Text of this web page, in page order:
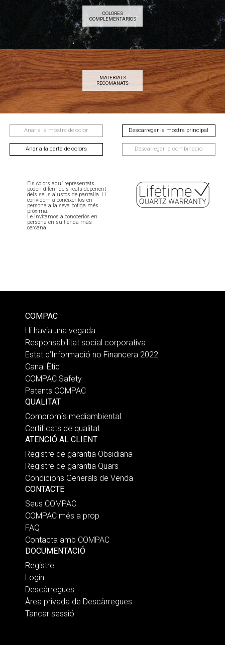
COLORES
COMPLEMENTARIOS
MATERIALS
RECOMANATS
Anar a la mostra de color
Anar a la carta de colors
Descarregar la mostra principal
Descarregar la combinació
Els colors aquí representats
poden diferir dels reals depenent
dels seus ajustos de pantalla. Li
convidem a conèixer-los en
persona a la seva botiga més
pròxima.
Le invitamos a conocerlos en
persona en su tienda más
cercana.
COMPAC
Hi havia una vegada…
Responsabilitat social corporativa
Estat d’Informació no Financera 2022
Canal Ètic
COMPAC Safety
Patents COMPAC
QUALITAT
Compromís mediambiental
Certificats de qualitat
ATENCIÓ AL CLIENT
Registre de garantia Obsidiana
Registre de garantia Quars
Condicions Generals de Venda
CONTACTE
Seus COMPAC
COMPAC més a prop
FAQ
Contacta amb COMPAC
DOCUMENTACIÓ
Registre
Login
Descàrregues
Àrea privada de Descàrregues
Tancar sessió